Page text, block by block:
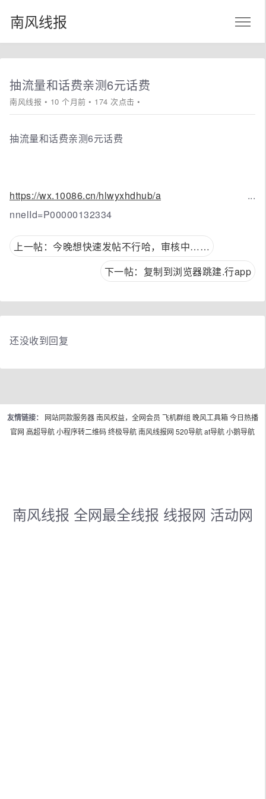
南风线报
抽流量和话费亲测6元话费
南风线报 • 10 个月前 • 174 次点击 •
抽流量和话费亲测6元话费
https://wx.10086.cn/hlwyxhdhub/a ...
nnelId=P00000132334
上一帖：今晚想快速发帖不行哈，审核中……
下一帖：复制到浏览器跳建.行app
还没收到回复
友情链接： 网站同款服务器 南风权益，全网会员 飞机群组 晚风工具箱 今日热播
官网 高超导航小程序转二维码终极导航南风线报网 520导航at导航小鹅导航
南风线报 全网最全线报 线报网 活动网